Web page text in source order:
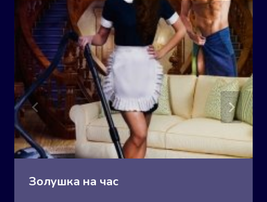
Золушка на час